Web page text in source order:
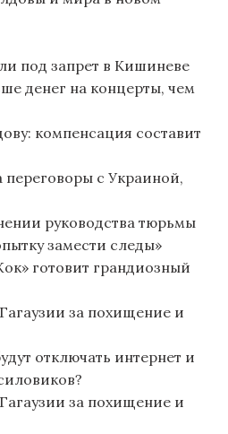
под запрет в Кишиневе
денег на концерты, чем
компенсация составит
переговоры с Украиной,
руководства тюрьмы
замести следы»
готовит грандиозный
за похищение и
отключать интернет и
за похищение и